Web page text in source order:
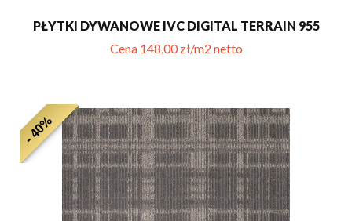
PŁYTKI DYWANOWE IVC DIGITAL TERRAIN 955
Cena 148,00 zł/m2 netto
- 40%